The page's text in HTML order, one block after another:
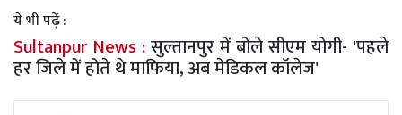
ये भी पढ़ें :
Sultanpur News :सुल्तानपुर में बोले सीएम योगी- 'पहले
हर जिले में होते थे माफिया, अब मेडिकल कॉलेज'